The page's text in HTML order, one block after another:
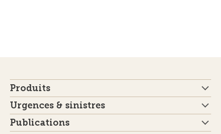
Produits
Urgences & sinistres
Publications